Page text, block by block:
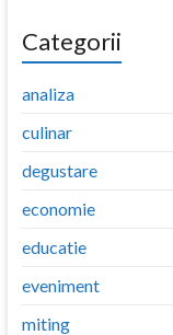
Categorii
analiza
culinar
degustare
economie
educatie
eveniment
miting